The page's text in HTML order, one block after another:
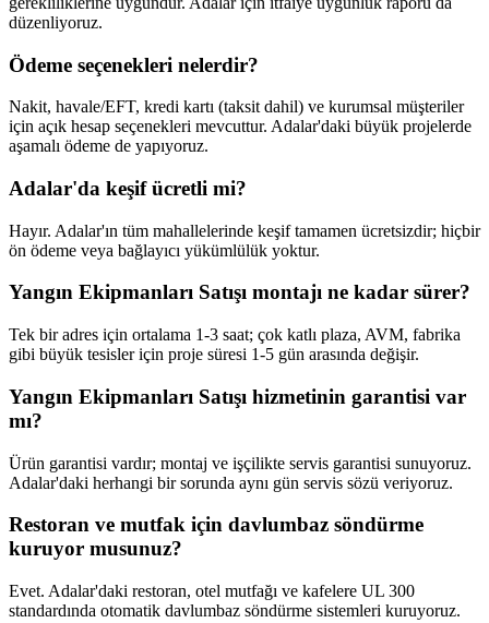
düzenliyoruz.
Ödeme seçenekleri nelerdir?
Nakit, havale/EFT, kredi kartı (taksit dahil) ve kurumsal müşteriler
için açık hesap seçenekleri mevcuttur. Adalar'daki büyük projelerde
aşamalı ödeme de yapıyoruz.
Adalar'da keşif ücretli mi?
Hayır. Adalar'ın tüm mahallelerinde keşif tamamen ücretsizdir; hiçbir
ön ödeme veya bağlayıcı yükümlülük yoktur.
Yangın Ekipmanları Satışı montajı ne kadar sürer?
Tek bir adres için ortalama 1-3 saat; çok katlı plaza, AVM, fabrika
gibi büyük tesisler için proje süresi 1-5 gün arasında değişir.
Yangın Ekipmanları Satışı hizmetinin garantisi var
mı?
Ürün garantisi vardır; montaj ve işçilikte servis garantisi sunuyoruz.
Adalar'daki herhangi bir sorunda aynı gün servis sözü veriyoruz.
Restoran ve mutfak için davlumbaz söndürme
kuruyor musunuz?
Evet. Adalar'daki restoran, otel mutfağı ve kafelere UL 300
standardında otomatik davlumbaz söndürme sistemleri kuruyoruz.